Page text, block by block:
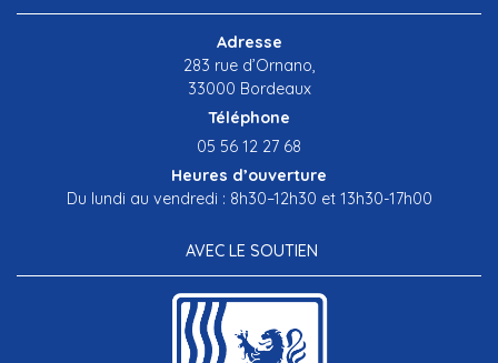
Adresse
283 rue d’Ornano,
33000 Bordeaux
Téléphone
05 56 12 27 68
Heures d’ouverture
Du lundi au vendredi : 8h30–12h30 et 13h30-17h00
AVEC LE SOUTIEN